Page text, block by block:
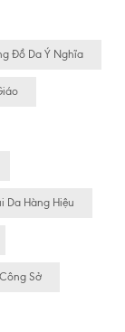
Đồ Da Ý Nghĩa
Da Hàng Hiệu
Sở